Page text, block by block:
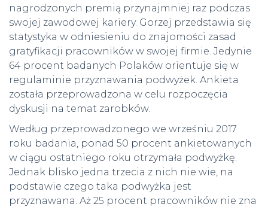
nagrodzonych premią przynajmniej raz podczas
swojej zawodowej kariery. Gorzej przedstawia się
statystyka w odniesieniu do znajomości zasad
gratyfikacji pracowników w swojej firmie. Jedynie
64 procent badanych Polaków orientuje się w
regulaminie przyznawania podwyżek. Ankieta
została przeprowadzona w celu rozpoczęcia
dyskusji na temat zarobków.
Według przeprowadzonego we wrześniu 2017
roku badania, ponad 50 procent ankietowanych
w ciągu ostatniego roku otrzymała podwyżkę.
Jednak blisko jedna trzecia z nich nie wie, na
podstawie czego taka podwyżka jest
przyznawana. Aż 25 procent pracowników nie zna